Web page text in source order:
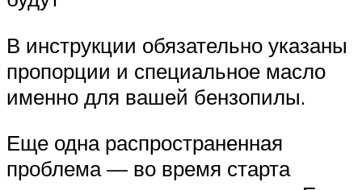
В инструкции обязательно указаны
пропорции и специальное масло
именно для вашей бензопилы.
Еще одна распространенная
проблема — во время старта